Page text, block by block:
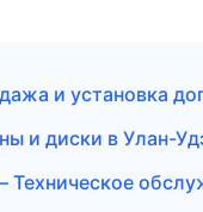
и установка
и диски в Улан-